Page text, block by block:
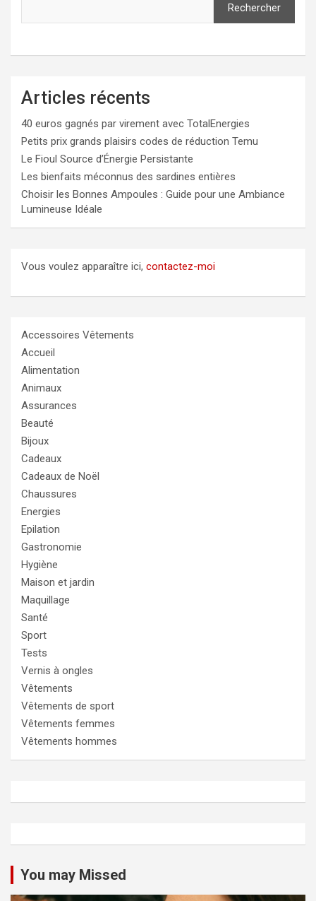
Rechercher
Articles récents
40 euros gagnés par virement avec TotalEnergies
Petits prix grands plaisirs codes de réduction Temu
Le Fioul Source d’Énergie Persistante
Les bienfaits méconnus des sardines entières
Choisir les Bonnes Ampoules : Guide pour une Ambiance
Lumineuse Idéale
Vous voulez apparaître ici, contactez-moi
Accessoires Vêtements
Accueil
Alimentation
Animaux
Assurances
Beauté
Bijoux
Cadeaux
Cadeaux de Noël
Chaussures
Energies
Epilation
Gastronomie
Hygiène
Maison et jardin
Maquillage
Santé
Sport
Tests
Vernis à ongles
Vêtements
Vêtements de sport
Vêtements femmes
Vêtements hommes
You may Missed